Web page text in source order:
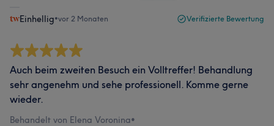
Einhellig•vor 2 Monaten Verifizierte Bewertung
Auch beim zweiten Besuch ein Volltreffer! Behandlung
sehr angenehm und sehe professionell. Komme gerne
wieder.
Behandelt von Elena Voronina•